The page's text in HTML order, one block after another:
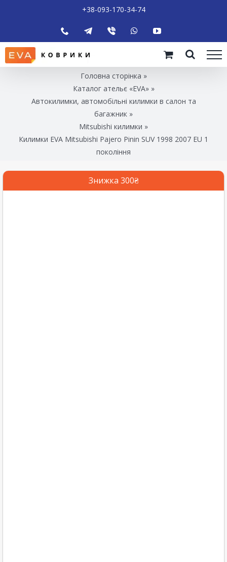
+38-093-170-34-74
Головна сторінка »
Каталог ательє «EVA»»
Автокилимки, автомобільні килимки в салон та
багажник »
Mitsubishi килимки »
Килимки EVA Mitsubishi Pajero Pinin SUV 1998 2007 EU 1
покоління
Знижка 300₴